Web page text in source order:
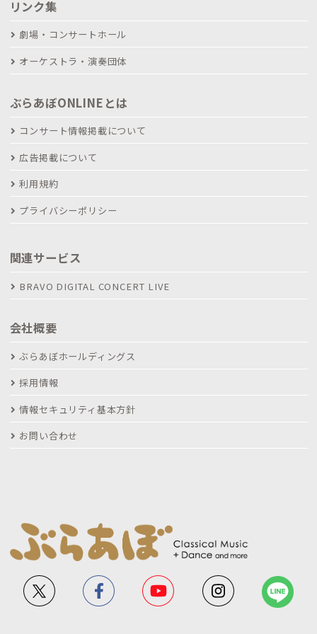
リンク集
劇場・コンサートホール
オーケストラ・演奏団体
ぶらあぼONLINEとは
コンサート情報掲載について
広告掲載について
利用規約
プライバシーポリシー
関連サービス
BRAVO DIGITAL CONCERT LIVE
会社概要
ぶらあぼホールディングス
採用情報
情報セキュリティ基本方針
お問い合わせ